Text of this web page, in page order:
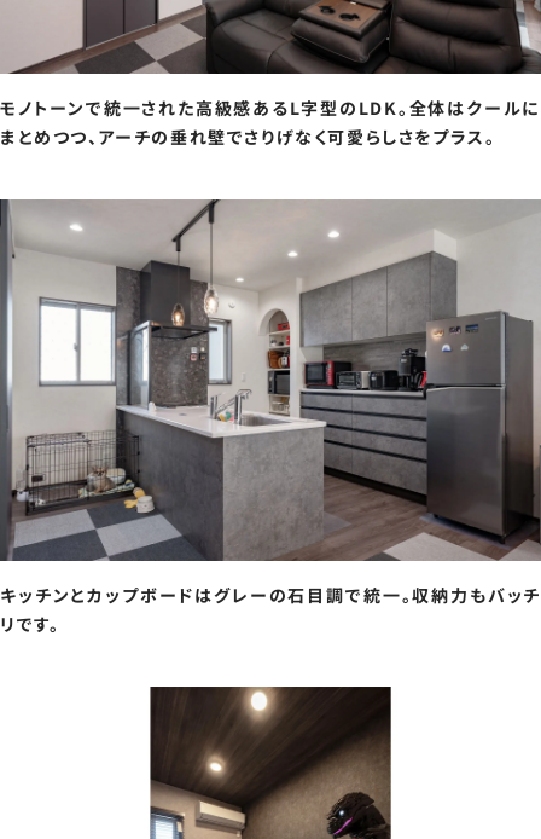
モノトーンで統一された高級感あるL字型のLDK。全体はクールに
まとめつつ、アーチの垂れ壁でさりげなく可愛らしさをプラス。
キッチンとカップボードはグレーの石目調で統一。収納力もバッチ
リです。